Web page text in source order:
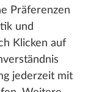
Präferenzen
und
Klicken auf
jederzeit mit